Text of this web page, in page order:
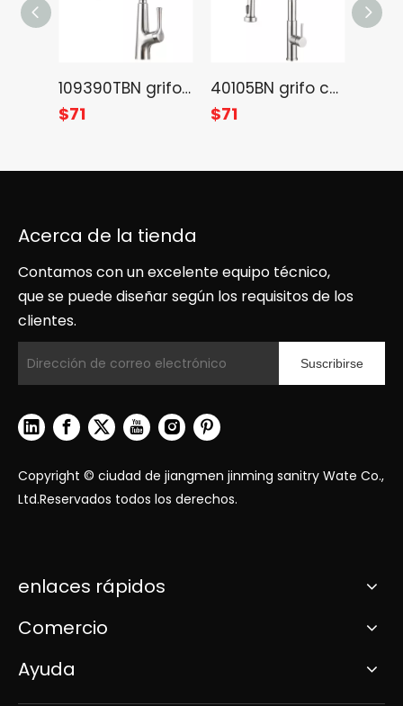
109390TBN grifo extraíble con agua fría y caliente en cepillo níquel
$71
40105BN grifo cocina extraíble con agua fría y caliente en cepillo níquel
$71
Acerca de la tienda
Contamos con un excelente equipo técnico,
que se puede diseñar según los requisitos de los
clientes.
Suscribirse
Copyright © ciudad de jiangmen jinming sanitry Wate Co.,
Ltd.Reservados todos los derechos.
enlaces rápidos
Comercio
Ayuda